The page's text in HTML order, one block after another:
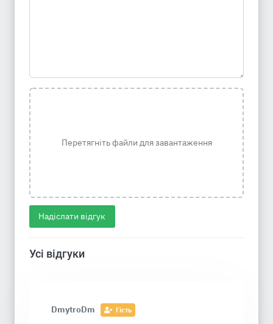
Перетягніть файли для завантаження
Надіслати відгук
Усі відгуки
DmytroDm Гість